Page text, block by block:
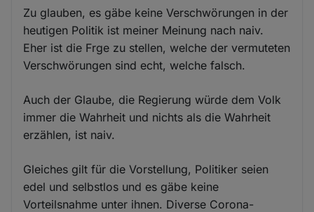
Zu glauben, es gäbe keine Verschwörungen in der
heutigen Politik ist meiner Meinung nach naiv.
Eher ist die Frge zu stellen, welche der vermuteten
Verschwörungen sind echt, welche falsch.
Auch der Glaube, die Regierung würde dem Volk
immer die Wahrheit und nichts als die Wahrheit
erzählen, ist naiv.
Gleiches gilt für die Vorstellung, Politiker seien
edel und selbstlos und es gäbe keine
Vorteilsnahme unter ihnen. Diverse Corona-